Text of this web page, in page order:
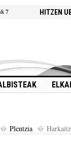
7 HITZEN
Plentzia